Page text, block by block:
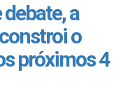
a
o
próximos 4